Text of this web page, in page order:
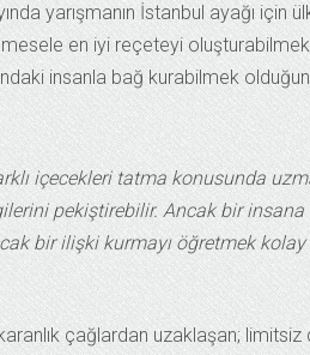
yarışmanın İstanbul ayağı için
mesele en iyi reçeteyi
insanla bağ kurabilmek
içecekleri tatma konusunda
pekiştirebilir. Ancak bir insana
bir ilişki kurmayı öğretmek kolay
çağlardan uzaklaşan;